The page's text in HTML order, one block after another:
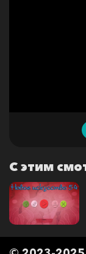
С этим